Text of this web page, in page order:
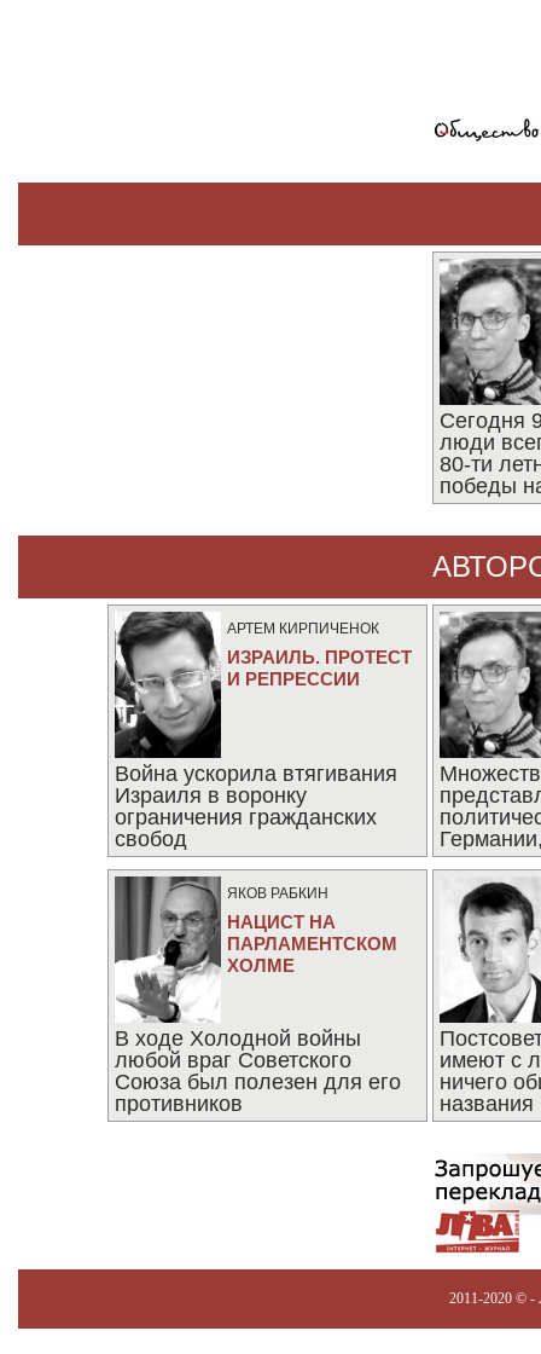
Сегодня
люди
80-ти
победы
АРТЕМ КИРПИЧЕНОК
ИЗРАИЛЬ. ПРОТЕСТ
И РЕПРЕССИИ
Война ускорила втягивания
Израиля в воронку
ограничения гражданских
свобод
ЯКОВ РАБКИН
НАЦИСТ НА
ПАРЛАМЕНТСКОМ
ХОЛМЕ
В ходе Холодной войны
любой враг Советского
Союза был полезен для его
противников
имеют с
ничего
названия
2011-2020 © -